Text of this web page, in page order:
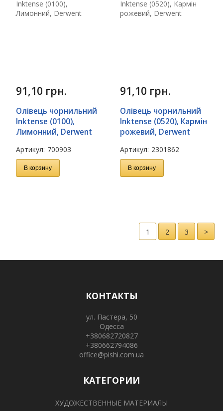
91,10 грн.
Олівець чорнильний
Inktense (0100),
Лимонний, Derwent
Артикул: 700903
В корзину
91,10 грн.
Олівець чорнильний
Inktense (0520), Кармін
рожевий, Derwent
Артикул: 2301862
В корзину
1 2 3 >
КОНТАКТЫ
ул. Пастера, 50
Одесса
+380682720827
+380662794086
office@pishi.com.ua
КАТЕГОРИИ
ХУДОЖЕСТВЕННЫЕ МАТЕРИАЛЫ